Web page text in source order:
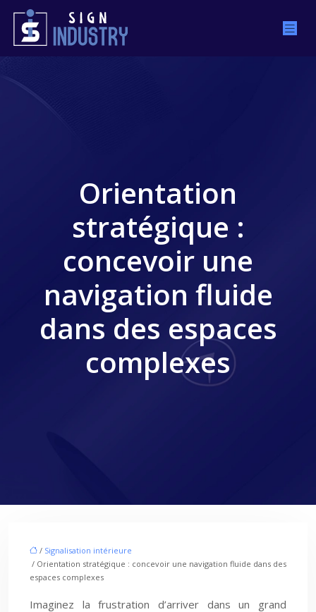
Orientation
stratégique :
concevoir une
navigation fluide
dans des espaces
complexes
/ Signalisation intérieure
/ Orientation stratégique : concevoir une navigation fluide dans des
espaces complexes
Imaginez la frustration d’arriver dans un grand